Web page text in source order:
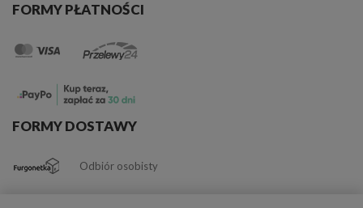
FORMY PŁATNOŚCI
FORMY DOSTAWY
Odbiór osobisty